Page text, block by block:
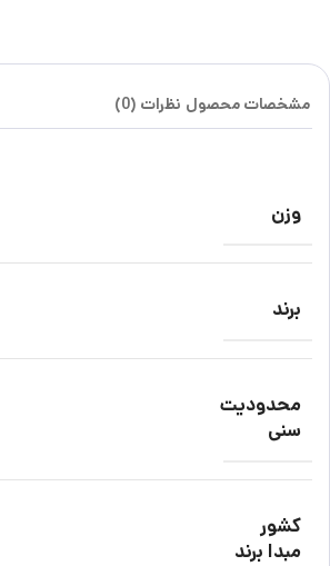
مشخصات محصول نظرات (0)
وزن
برند
محدودیت
سنی
کشور
مبدا برند